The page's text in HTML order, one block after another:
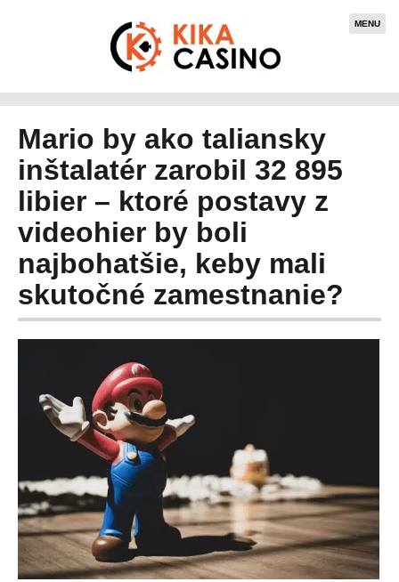
MENU
Mario by ako taliansky
inštalatér zarobil 32 895
libier – ktoré postavy z
videohier by boli
najbohatšie, keby mali
skutočné zamestnanie?